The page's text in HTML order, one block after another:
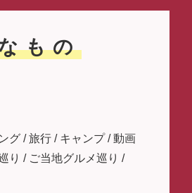
もの
グ / 旅行 / キャンプ / 動画
り / ご当地グルメ巡り /